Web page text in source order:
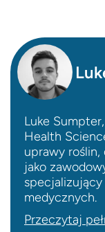
Luke
Health
uprawy
jako
medycznych.
Przeczytaj